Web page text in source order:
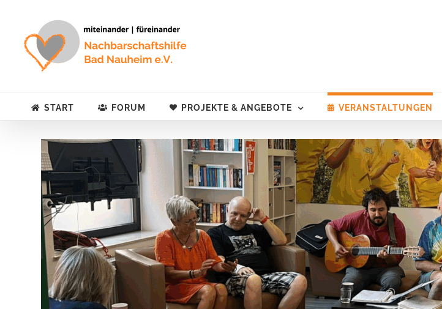
springen
START FORUM PROJEKTE & ANGEBOTE VERANSTALTUNGEN